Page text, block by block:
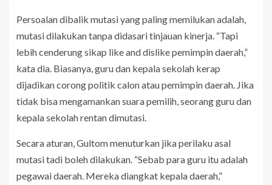
Persoalan dibalik mutasi yang paling memilukan adalah,
mutasi dilakukan tanpa didasari tinjauan kinerja. “Tapi
lebih cenderung sikap like and dislike pemimpin daerah,”
kata dia. Biasanya, guru dan kepala sekolah kerap
dijadikan corong politik calon atau pemimpin daerah. Jika
tidak bisa mengamankan suara pemilih, seorang guru dan
kepala sekolah rentan dimutasi.
Secara aturan, Gultom menuturkan jika perilaku asal
mutasi tadi boleh dilakukan. “Sebab para guru itu adalah
pegawai daerah. Mereka diangkat kepala daerah,”